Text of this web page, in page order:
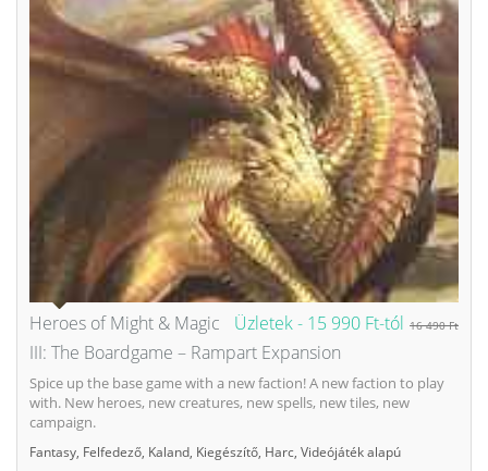
Üzletek - 15 990 Ft-tól 16 490 Ft
Heroes of Might & Magic
III: The Boardgame – Rampart Expansion
Spice up the base game with a new faction! A new faction to play
with. New heroes, new creatures, new spells, new tiles, new
campaign.
Fantasy, Felfedező, Kaland, Kiegészítő, Harc, Videójáték alapú